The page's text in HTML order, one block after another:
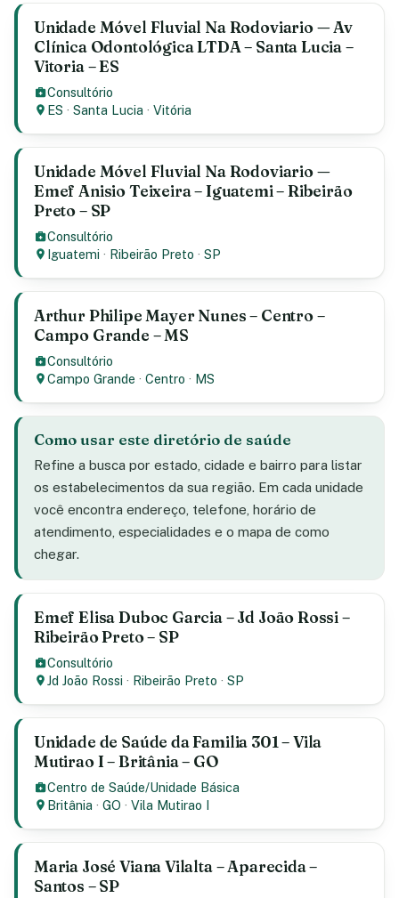
Unidade Móvel Fluvial Na Rodoviario — Av
Clínica Odontológica LTDA – Santa Lucia –
Vitoria – ES
Consultório
ES ·Santa Lucia ·Vitória
Unidade Móvel Fluvial Na Rodoviario —
Emef Anisio Teixeira – Iguatemi – Ribeirão
Preto – SP
Consultório
Iguatemi · Ribeirão Preto ·SP
Arthur Philipe Mayer Nunes – Centro –
Campo Grande – MS
Consultório
Campo Grande ·Centro · MS
Como usar este diretório de saúde
Refine a busca por estado, cidade e bairro para listar
os estabelecimentos da sua região. Em cada unidade
você encontra endereço, telefone, horário de
atendimento, especialidades e o mapa de como
chegar.
Emef Elisa Duboc Garcia – Jd João Rossi –
Ribeirão Preto – SP
Consultório
Jd João Rossi · Ribeirão Preto ·SP
Unidade de Saúde da Familia 301 – Vila
Mutirao I – Britânia – GO
Centro de Saúde/Unidade Básica
Britânia ·GO ·Vila Mutirao I
Maria José Viana Vilalta – Aparecida –
Santos – SP